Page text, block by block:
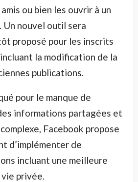
ou bien les ouvrir à un
Un nouvel outil sera
proposé pour les inscrits
la modification de la
publications.
pour le manque de
informations partagées et
Facebook propose
d’implémenter de
incluant une meilleure
privée.